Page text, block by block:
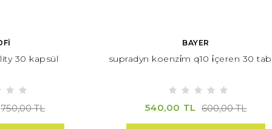
30 kapsül
750,00 TL
BAYER
supradyn koenzi̇m q10 i̇çeren 30
540,00 TL 600,00 TL